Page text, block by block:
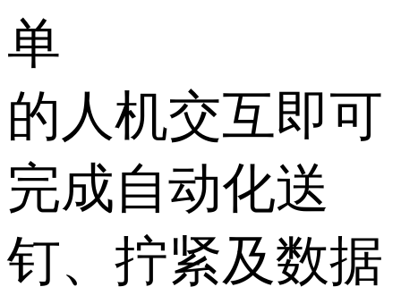
单
的人机交互即可
完成自动化送
钉、拧紧及数据